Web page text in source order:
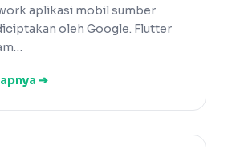
aplikasi mobil sumber
oleh Google. Flutter
➔